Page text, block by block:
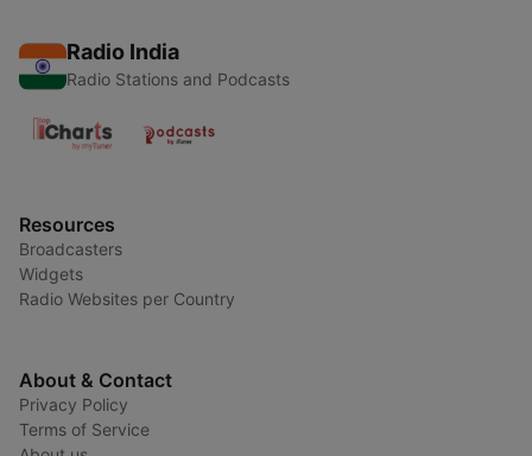
Radio India
Radio Stations and Podcasts
Resources
Broadcasters
Widgets
Radio Websites per Country
About & Contact
Privacy Policy
Terms of Service